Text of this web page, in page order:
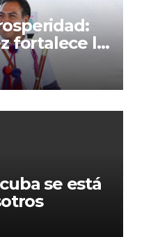
fortalece la
Aldama
se está